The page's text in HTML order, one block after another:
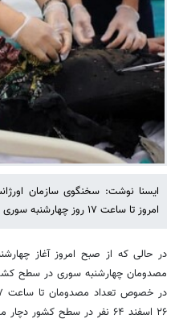
امروز تا ساعت ١٧ روز چهارشنبه سوری در کشور خبر داد.
٢۶ اسفند ۶۴ نفر در سطح کشور دچار مصدومیت شدند.